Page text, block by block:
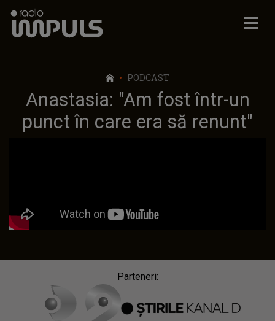
Radio Impuls
PODCAST
Anastasia: "Am fost într-un
punct în care era să renunt"
Parteneri: